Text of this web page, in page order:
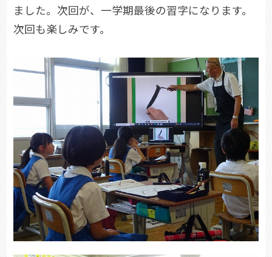
ました。次回が、一学期最後の習字になります。
次回も楽しみです。